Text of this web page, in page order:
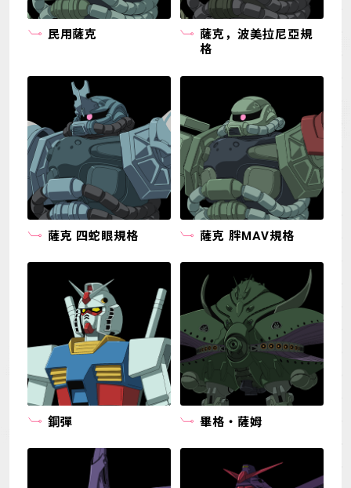
民用薩克
薩克，波美拉尼亞規
格
薩克 四蛇眼規格 薩克 胖MAV規格
鋼彈 畢格・薩姆